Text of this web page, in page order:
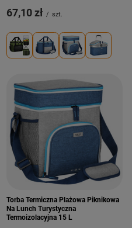
67,10 zł / szt.
Torba Termiczna Plażowa Piknikowa
Na Lunch Turystyczna
Termoizolacyjna 15 L